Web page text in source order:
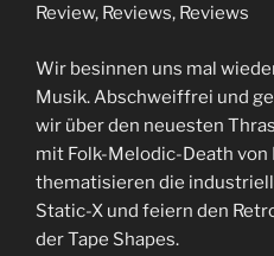
Review, Reviews, Reviews
Wir besinnen uns mal
Musik. Abschweiffrei und
wir über den neuesten
mit Folk-Melodic-Death von
thematisieren die
Static-X und feiern den
der Tape Shapes.